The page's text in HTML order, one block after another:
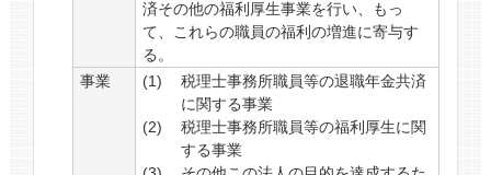
済その他の福利厚生事業を行い、もっ
て、これらの職員の福利の増進に寄与す
る。
事業
税理士事務所職員等の退職年金共済
に関する事業
税理士事務所職員等の福利厚生に関
する事業